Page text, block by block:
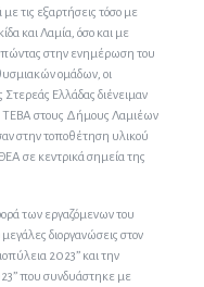
τις εξαρτήσεις τόσο με
και Λαμία, όσο και με
στην ενημέρωση του
ομάδων, οι
Ελλάδας διένειμαν
ΤΕΒΑ στους Δήμους Λαμιέων
στην τοποθέτηση υλικού
σε κεντρικά σημεία της
των εργαζόμενων του
διοργανώσεις στον
2023” και την
που συνδυάστηκε με